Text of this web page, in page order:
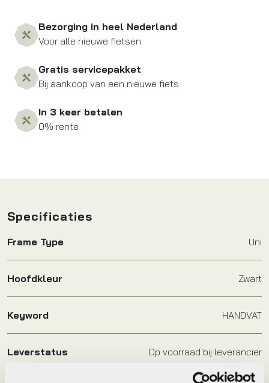
Bezorging in heel Nederland
Voor alle nieuwe fietsen
Gratis servicepakket
Bij aankoop van een nieuwe fiets
In 3 keer betalen
0% rente
Specificaties
Frame Type Uni
Hoofdkleur Zwart
Keyword HANDVAT
Leverstatus Op voorraad bij leverancier